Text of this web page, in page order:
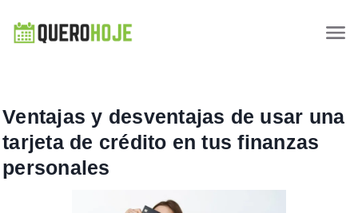
Ventajas y desventajas de usar una
tarjeta de crédito en tus finanzas
personales